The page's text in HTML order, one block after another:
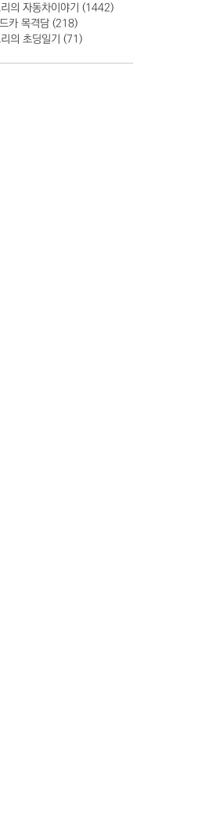
의 자동차이야기 (1442)
카 목격담 (218)
의 초딩일기 (71)